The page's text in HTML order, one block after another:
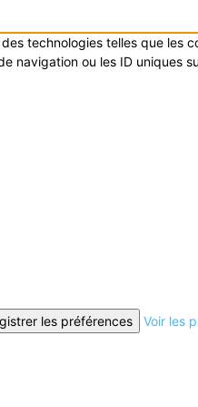
technologies telles que
navigation ou les ID
les préférences Voir les